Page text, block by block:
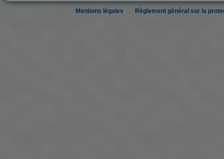
Mentions légales Règlement général sur la